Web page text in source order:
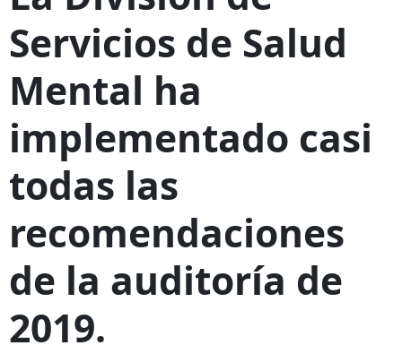
Servicios de Salud
Mental ha
implementado casi
todas las
recomendaciones
de la auditoría de
2019.